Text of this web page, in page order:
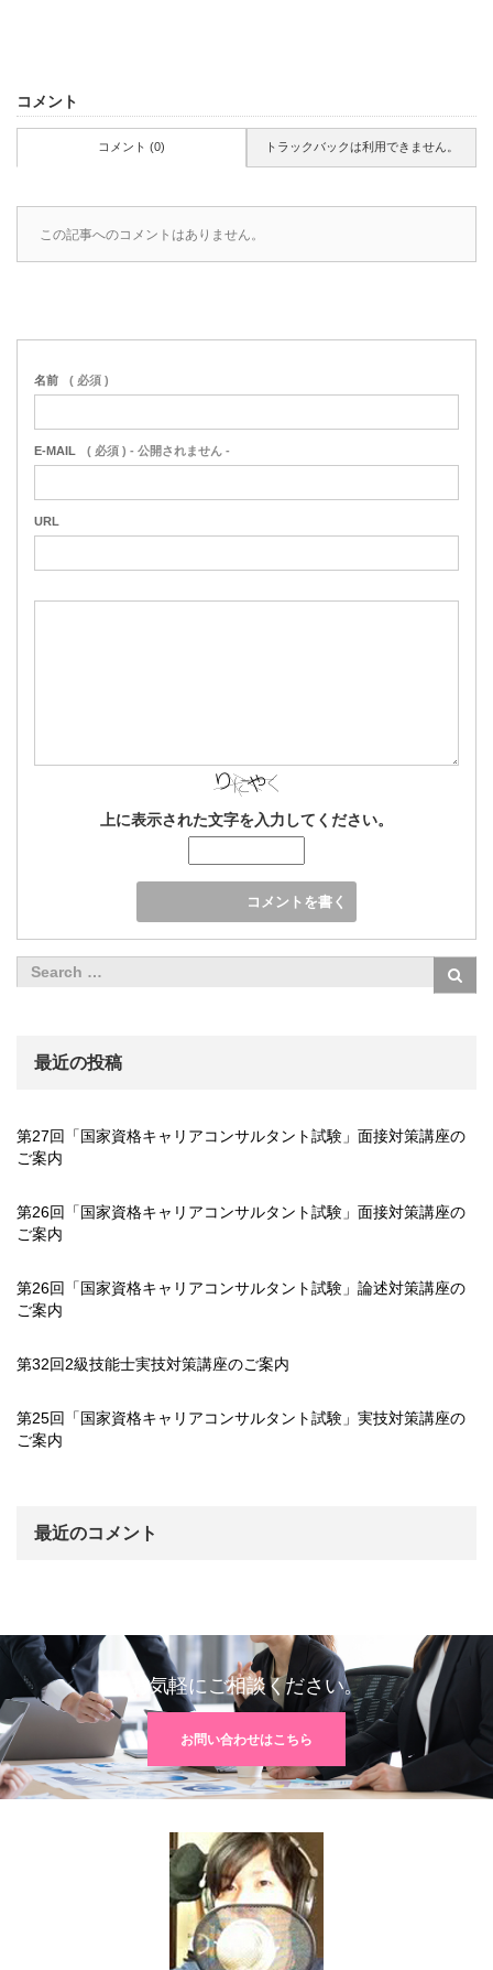
コメント
コメント (0) トラックバックは利用できません。
この記事へのコメントはありません。
名前 ( 必須 )
E-MAIL ( 必須 ) - 公開されません -
URL
上に表示された文字を入力してください。
最近の投稿
第27回「国家資格キャリアコンサルタント試験」面接対策講座の
ご案内
第26回「国家資格キャリアコンサルタント試験」面接対策講座の
ご案内
第26回「国家資格キャリアコンサルタント試験」論述対策講座の
ご案内
第32回2級技能士実技対策講座のご案内
第25回「国家資格キャリアコンサルタント試験」実技対策講座の
ご案内
最近のコメント
お気軽にご相談ください。
お問い合わせはこちら